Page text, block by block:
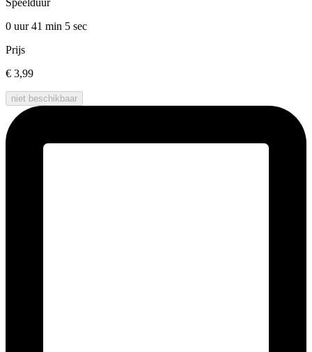
Speelduur
0 uur 41 min 5 sec
Prijs
€ 3,99
niet beschikbaar